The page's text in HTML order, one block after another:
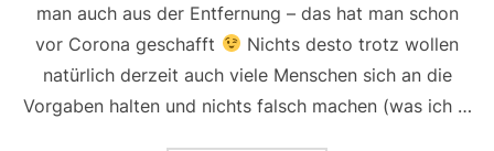
man auch aus der Entfernung – das hat man schon
vor Corona geschafft
Nichts desto trotz wollen
natürlich derzeit auch viele Menschen sich an die
Vorgaben halten und nichts falsch machen (was ich …